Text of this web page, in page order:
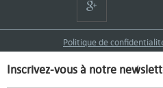
Politique de
Inscrivez-vous à notre